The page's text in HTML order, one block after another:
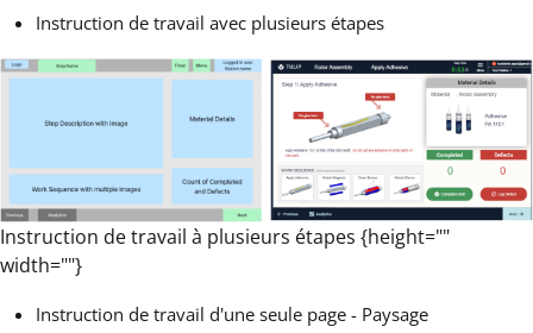
Instruction de travail avec plusieurs étapes
Instruction de travail à plusieurs étapes {height=""
width=""}
Instruction de travail d'une seule page - Paysage